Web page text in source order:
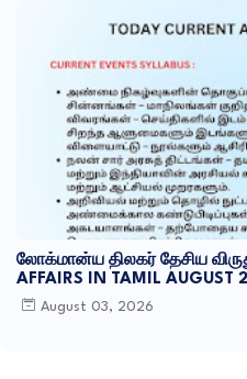
லோக்மான்ய திலகர் தேசிய
AFFAIRS IN TAMIL AUGUST
August 03, 2026